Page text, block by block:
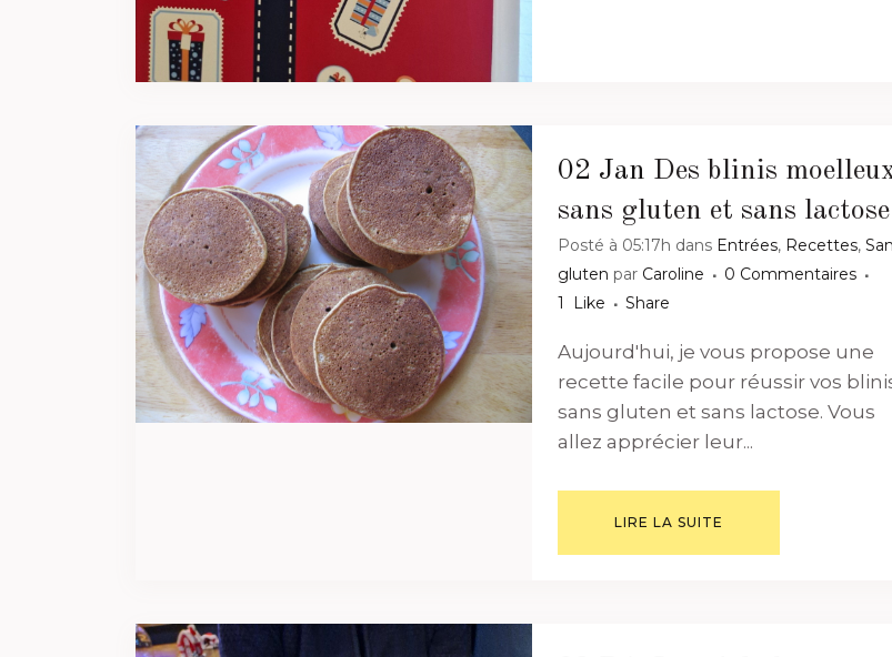
02 Jan Des blinis
sans gluten et sans lactose
Posté à 05:17h dans Entrées, Recettes,
gluten par Caroline
0 Commentaires
1
Like Share
Aujourd'hui, je vous propose une
recette facile pour réussir vos
sans gluten et sans lactose. Vous
allez apprécier leur...
LIRE LA SUITE